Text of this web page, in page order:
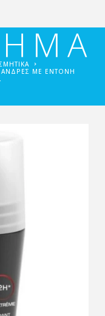
ΆΝΔΡΕΣ ΜΕ ΈΝΤΟΝΗ